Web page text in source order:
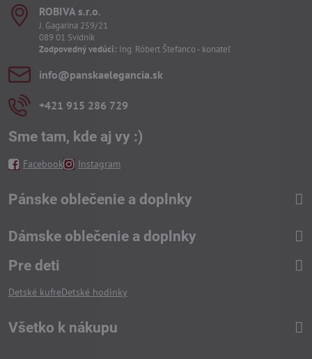
ROBIVA s​.r​.o​.
J. Gagarina 259/21
089 01 Svidník
Zodpovedný vedúci: Ing. Róbert Štefanco - konateľ
info​@panskaelegancia​.sk
+421 915 286 729
Sme tam, kde aj vy :)
Facebook Instagram
Pánske oblečenie a doplnky
Dámske oblečenie a doplnky
Pre deti
Detské kufreDetské hodinky
Všetko k nákupu